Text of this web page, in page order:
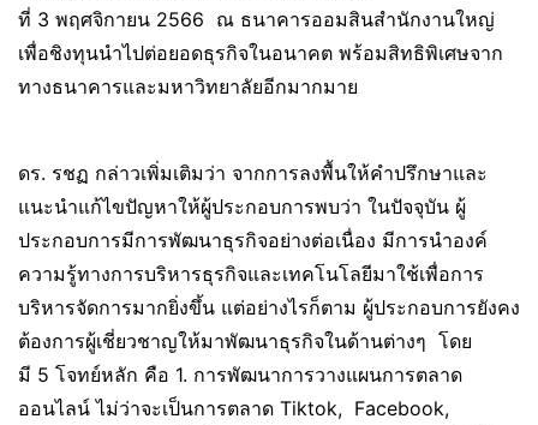
ที่ 3 พฤศจิกายน 2566 ณ ธนาคารออมสินสำนักงานใหญ่
เพื่อชิงทุนนำไปต่อยอดธุรกิจในอนาคต พร้อมสิทธิพิเศษจาก
ทางธนาคารและมหาวิทยาลัยอีกมากมาย
ดร. รชฏ กล่าวเพิ่มเติมว่า จากการลงพื้นให้คำปรึกษาและ
แนะนำแก้ไขปัญหาให้ผู้ประกอบการพบว่า ในปัจจุบัน ผู้
ประกอบการมีการพัฒนาธุรกิจอย่างต่อเนื่อง มีการนำองค์
ความรู้ทางการบริหารธุรกิจและเทคโนโลยีมาใช้เพื่อการ
บริหารจัดการมากยิ่งขึ้น แต่อย่างไรก็ตาม ผู้ประกอบการยังคง
ต้องการผู้เชี่ยวชาญให้มาพัฒนาธุรกิจในด้านต่างๆ โดย
มี 5 โจทย์หลัก คือ 1. การพัฒนาการวางแผนการตลาด
ออนไลน์ ไม่ว่าจะเป็นการตลาด Tiktok, Facebook,